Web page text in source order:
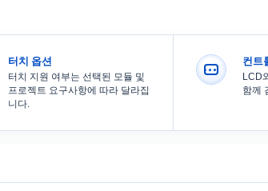
터치 옵션
터치 지원 여부는 선택된 모듈 및
프로젝트 요구사항에 따라 달라집
니다.
컨트
LCD
함께